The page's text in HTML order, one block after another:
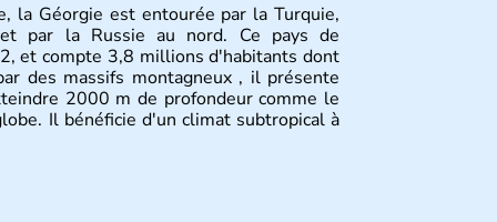
la Géorgie est entourée par la Turquie,
par la Russie au nord. Ce pays de
et compte 3,8 millions d'habitants dont
des massifs montagneux , il présente
2000 m de profondeur comme le
Il bénéficie d'un climat subtropical à